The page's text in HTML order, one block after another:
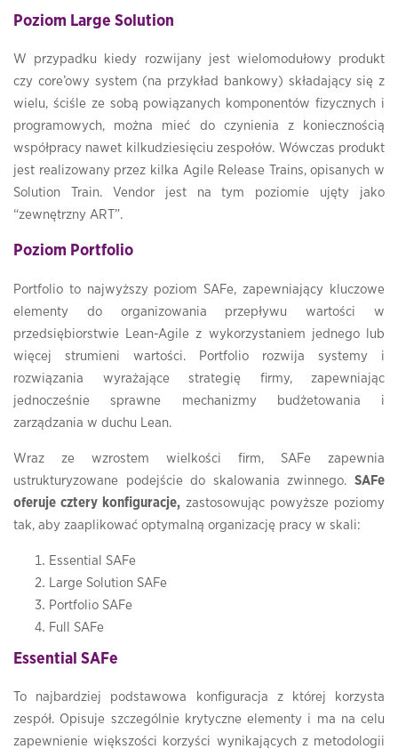
Poziom Large Solution
W przypadku kiedy rozwijany jest wielomodułowy produkt
czy core’owy system (na przykład bankowy) składający się z
wielu, ściśle ze sobą powiązanych komponentów fizycznych i
programowych, można mieć do czynienia z koniecznością
współpracy nawet kilkudziesięciu zespołów. Wówczas produkt
jest realizowany przez kilka Agile Release Trains, opisanych w
Solution Train. Vendor jest na tym poziomie ujęty jako
“zewnętrzny ART”.
Poziom Portfolio
Portfolio to najwyższy poziom SAFe, zapewniający kluczowe
elementy do organizowania przepływu wartości w
przedsiębiorstwie Lean-Agile z wykorzystaniem jednego lub
więcej strumieni wartości. Portfolio rozwija systemy i
rozwiązania wyrażające strategię firmy, zapewniając
jednocześnie sprawne mechanizmy budżetowania i
zarządzania w duchu Lean.
Wraz ze wzrostem wielkości firm, SAFe zapewnia
ustrukturyzowane podejście do skalowania zwinnego. SAFe
oferuje cztery konfiguracje, zastosowując powyższe poziomy
tak, aby zaaplikować optymalną organizację pracy w skali:
Essential SAFe
Large Solution SAFe
Portfolio SAFe
Full SAFe
Essential SAFe
To najbardziej podstawowa konfiguracja z której korzysta
zespół. Opisuje szczególnie krytyczne elementy i ma na celu
zapewnienie większości korzyści wynikających z metodologii